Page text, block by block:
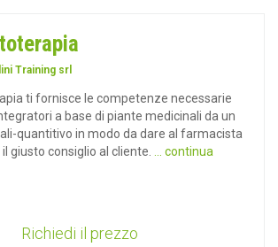
Training srl
ti fornisce le competenze necessarie
a base di piante medicinali da un
quantitivo in modo da dare al farmacista
giusto consiglio al cliente.
... continua
Richiedi il prezzo